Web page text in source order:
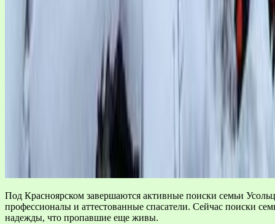
Под Красноярском завершаются активные поиски семьи
профессионалы и аттестованные спасатели. Сейчас поиски
надежды, что пропавшие еще живы.